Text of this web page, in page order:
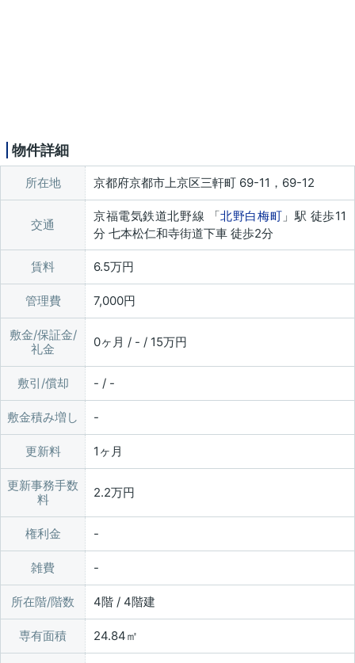
物件詳細
所在地 京都府京都市上京区三軒町 69-11，69-12
交通
京福電気鉄道北野線 「北野白梅町 」駅 徒歩11
分 七本松仁和寺街道下車 徒歩2分
賃料 6.5万円
管理費 7,000円
敷金/保証金/
礼金
0ヶ月 / - / 15万円
敷引/償却 - / -
敷金積み増し
更新料 1ヶ月
更新事務手数
料
2.2万円
権利金
雑費
所在階/階数 4階 / 4階建
専有面積 24.84㎡